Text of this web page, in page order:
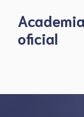
contentoficial